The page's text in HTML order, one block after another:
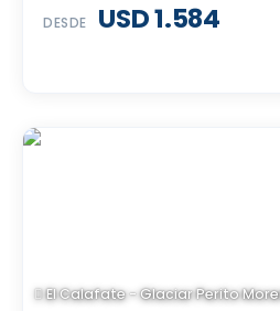
DESDE USD 1.584
El Calafate - Glaciar Perito